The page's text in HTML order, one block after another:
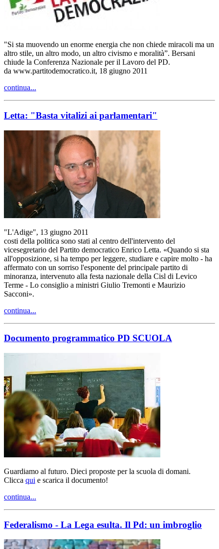
"Si sta muovendo un enorme energia che non chiede miracoli ma un
altro stile, un altro modo, un altro civismo e moralità”. Bersani
chiude la Conferenza Nazionale per il Lavoro del PD.
da www.partitodemocratico.it, 18 giugno 2011
continua...
Letta: "Basta vitalizi ai parlamentari"
"L'Adige", 13 giugno 2011
costi della politica sono stati al centro dell'intervento del
vicesegretario del Partito democratico Enrico Letta. «Quando si sta
all'opposizione, si ha tempo per leggere, studiare e capire molto - ha
affermato con un sorriso l'esponente del principale partito di
minoranza, intervenuto alla festa nazionale della Cisl di Levico
Terme - Lo consiglio a ministri Giulio Tremonti e Maurizio
Sacconi».
continua...
Documento programmatico PD SCUOLA
Guardiamo al futuro. Dieci proposte per la scuola di domani.
Clicca qui e scarica il documento!
continua...
Federalismo - La Lega esulta. Il Pd: un imbroglio